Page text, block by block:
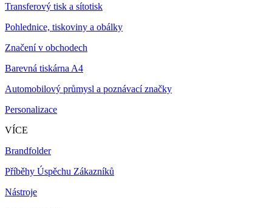
Transferový tisk a sítotisk
Pohlednice, tiskoviny a obálky
Značení v obchodech
Barevná tiskárna A4
Automobilový průmysl a poznávací značky
Personalizace
VÍCE
Brandfolder
Příběhy Úspěchu Zákazníků
Nástroje